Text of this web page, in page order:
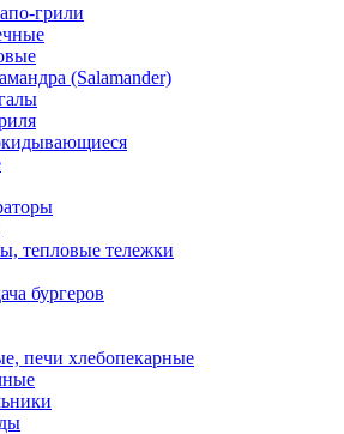
грили
(Salamander)
тепловые тележки
бургеров
печи хлебопекарные